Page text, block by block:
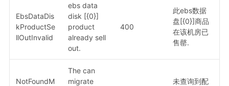
EbsDataDis
kProductSe
llOutInvalid
ebs data
disk [{0}]
product
already sell
out.
400
此ebs数据
盘[{0}]商品
在该机房已
售罄.
NotFoundM
The can
migrate
未查询到配